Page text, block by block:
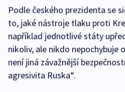
Podle českého prezidenta se
to, jaké nástroje tlaku proti
například jednotlivé státy
nikoliv, ale nikdo nepochybuje
není jiná závažnější
agresivita Ruska“.